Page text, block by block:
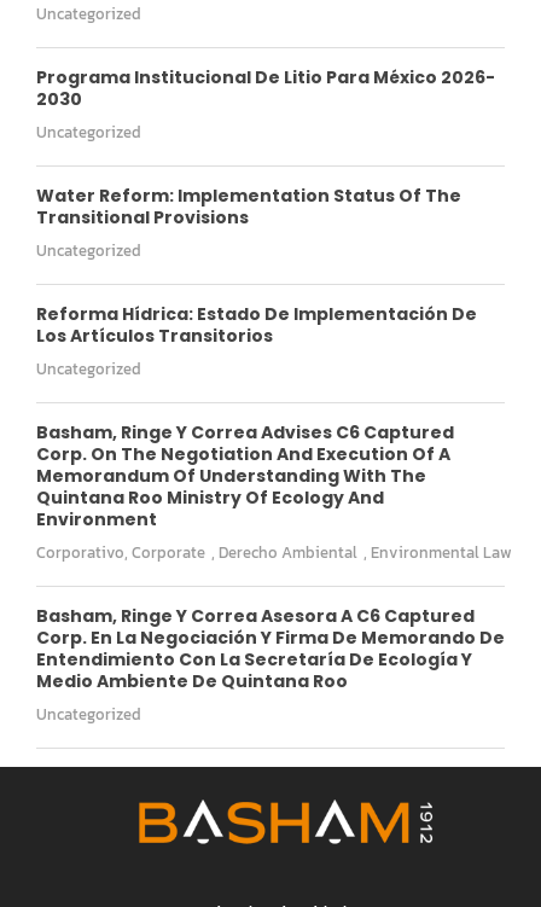
Uncategorized
Programa Institucional De Litio Para México 2026-
2030
Uncategorized
Water Reform: Implementation Status Of The
Transitional Provisions
Uncategorized
Reforma Hídrica: Estado De Implementación De
Los Artículos Transitorios
Uncategorized
Basham, Ringe Y Correa Advises C6 Captured
Corp. On The Negotiation And Execution Of A
Memorandum Of Understanding With The
Quintana Roo Ministry Of Ecology And
Environment
Corporativo, Corporate , Derecho Ambiental , Environmental Law
Basham, Ringe Y Correa Asesora A C6 Captured
Corp. En La Negociación Y Firma De Memorando De
Entendimiento Con La Secretaría De Ecología Y
Medio Ambiente De Quintana Roo
Uncategorized